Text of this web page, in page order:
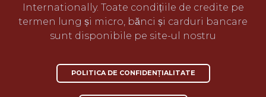
Internationally. Toate condițiile de credite pe
termen lung și micro, bănci și carduri bancare
sunt disponibile pe site-ul nostru
POLITICA DE CONFIDENȚIALITATE